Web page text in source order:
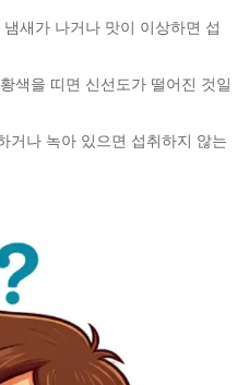
새가 나거나 맛이 이상하면 섭
색을 띠면 신선도가 떨어진 것일
거나 녹아 있으면 섭취하지 않는